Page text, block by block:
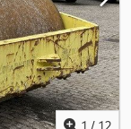
(L x B x H): 430
6 Monate
nehmen wir Ihren
die Möglichkeit
Fahrzeugbilder
Ankauf Team
Wunsch liefern
direkt vor
mit
1 / 12